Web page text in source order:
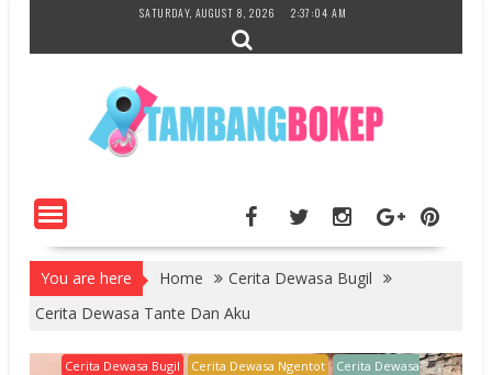
content
SATURDAY, AUGUST 8, 2026 2:37:05 AM
You are here Home
Cerita Dewasa Bugil
Cerita Dewasa Tante Dan Aku
Cerita Dewasa Bugil Cerita Dewasa Ngentot
Cerita Dewasa